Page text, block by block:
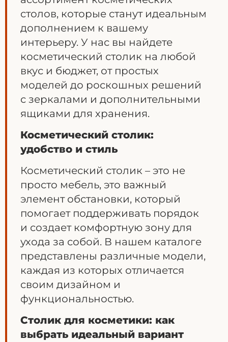
столов, которые станут идеальным
дополнением к вашему
интерьеру. У нас вы найдете
косметический столик на любой
вкус и бюджет, от простых
моделей до роскошных решений
с зеркалами и дополнительными
ящиками для хранения.
Косметический столик:
удобство и стиль
Косметический столик – это не
просто мебель, это важный
элемент обстановки, который
помогает поддерживать порядок
и создает комфортную зону для
ухода за собой. В нашем каталоге
представлены различные модели,
каждая из которых отличается
своим дизайном и
функциональностью.
Столик для косметики: как
выбрать идеальный вариант